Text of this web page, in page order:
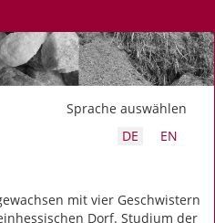
Sprache auswählen
DE
EN
mit vier Geschwistern
Dorf. Studium der